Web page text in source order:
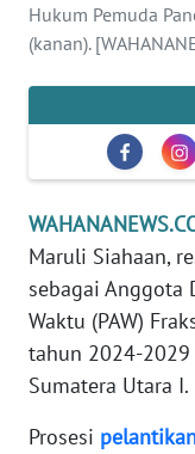
Hukum Pemuda
(kanan).
Maruli Siahaan,
sebagai Anggota
Waktu (PAW)
tahun 2024-2029
Sumatera Utara I.
Prosesi
OPINI
INDEKS
BERITA
KONTAK
KAMI
INFO